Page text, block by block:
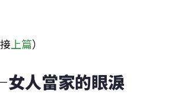
上篇）
人當家的眼淚